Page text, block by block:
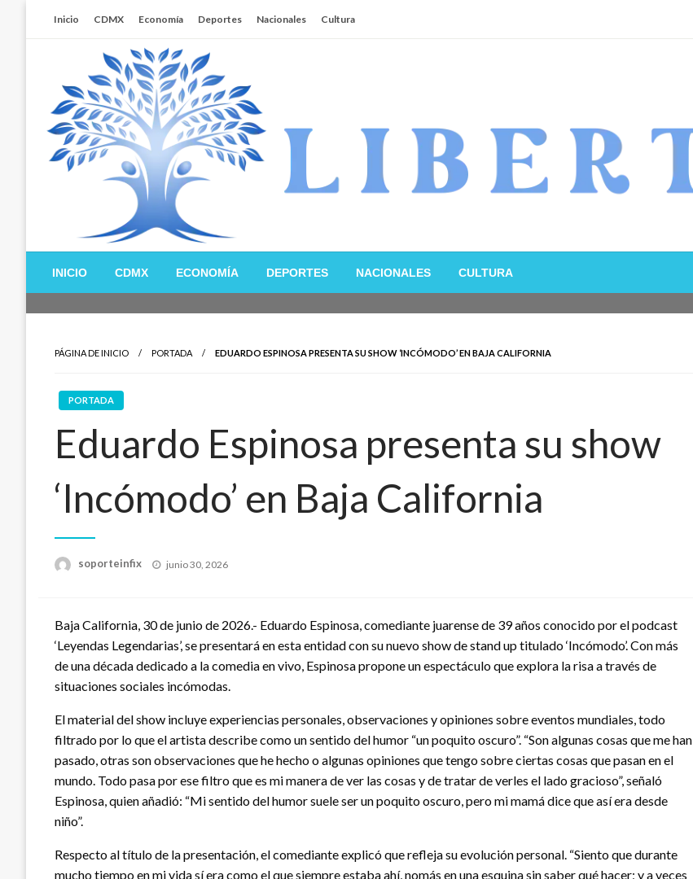
Inicio CDMX Economía Deportes Nacionales Cultura
Libertador MX
INICIO CDMX ECONOMÍA DEPORTES NACIONALES CULTURA
PÁGINA DE INICIO PORTADA EDUARDO ESPINOSA PRESENTA SU SHOW ‘INCÓMODO’ EN BAJA CALIFORNIA
PORTADA
Eduardo Espinosa presenta su show
‘Incómodo’ en Baja California
soporteinfix
Publicado
junio 30, 2026
Baja California, 30 de junio de 2026.- Eduardo Espinosa, comediante juarense de 39 años conocido por el podcast
‘Leyendas Legendarias’, se presentará en esta entidad con su nuevo show de stand up titulado ‘Incómodo’. Con más
de una década dedicado a la comedia en vivo, Espinosa propone un espectáculo que explora la risa a través de
situaciones sociales incómodas.
El material del show incluye experiencias personales, observaciones y opiniones sobre eventos mundiales, todo
filtrado por lo que el artista describe como un sentido del humor “un poquito oscuro”. “Son algunas cosas que me han
pasado, otras son observaciones que he hecho o algunas opiniones que tengo sobre ciertas cosas que pasan en el
mundo. Todo pasa por ese filtro que es mi manera de ver las cosas y de tratar de verles el lado gracioso”, señaló
Espinosa, quien añadió: “Mi sentido del humor suele ser un poquito oscuro, pero mi mamá dice que así era desde
niño”.
Respecto al título de la presentación, el comediante explicó que refleja su evolución personal. “Siento que durante
mucho tiempo en mi vida sí era como el que siempre estaba ahí, nomás en una esquina sin saber qué hacer; y a veces